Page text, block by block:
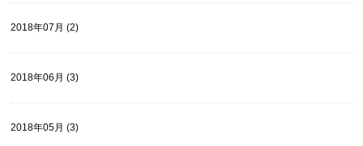
2018年07月 (2)
2018年06月 (3)
2018年05月 (3)